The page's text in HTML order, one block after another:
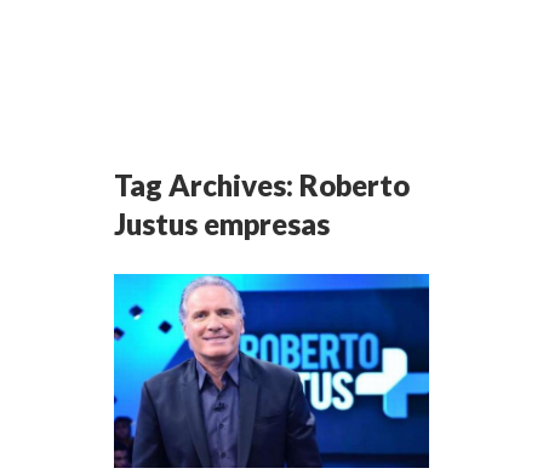
Tag Archives: Roberto
Justus empresas